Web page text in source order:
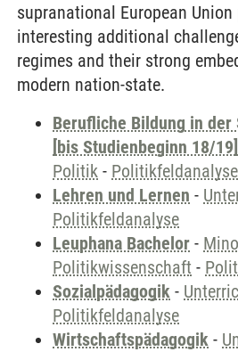
supranational European
interesting additional
regimes and their strong
modern nation-state.
Berufliche Bildung in der
[bis Studienbeginn 18/19]
Politik - Politikfeldanalyse
Lehren und Lernen -
Politikfeldanalyse
Leuphana Bachelor -
Politikwissenschaft -
Sozialpädagogik -
Politikfeldanalyse
Wirtschaftspädagogik -